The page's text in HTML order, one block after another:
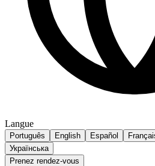
Langue
Português English Español
Українська
Prenez rendez-vous